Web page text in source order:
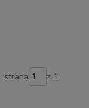
strana z 1